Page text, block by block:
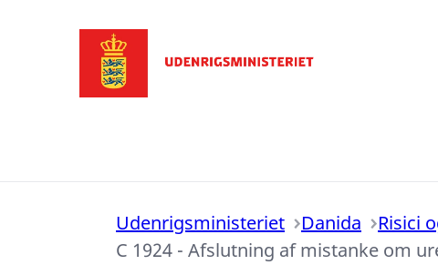
Udenrigsministeriet Danida Risici
C 1924 - Afslutning af mistanke om